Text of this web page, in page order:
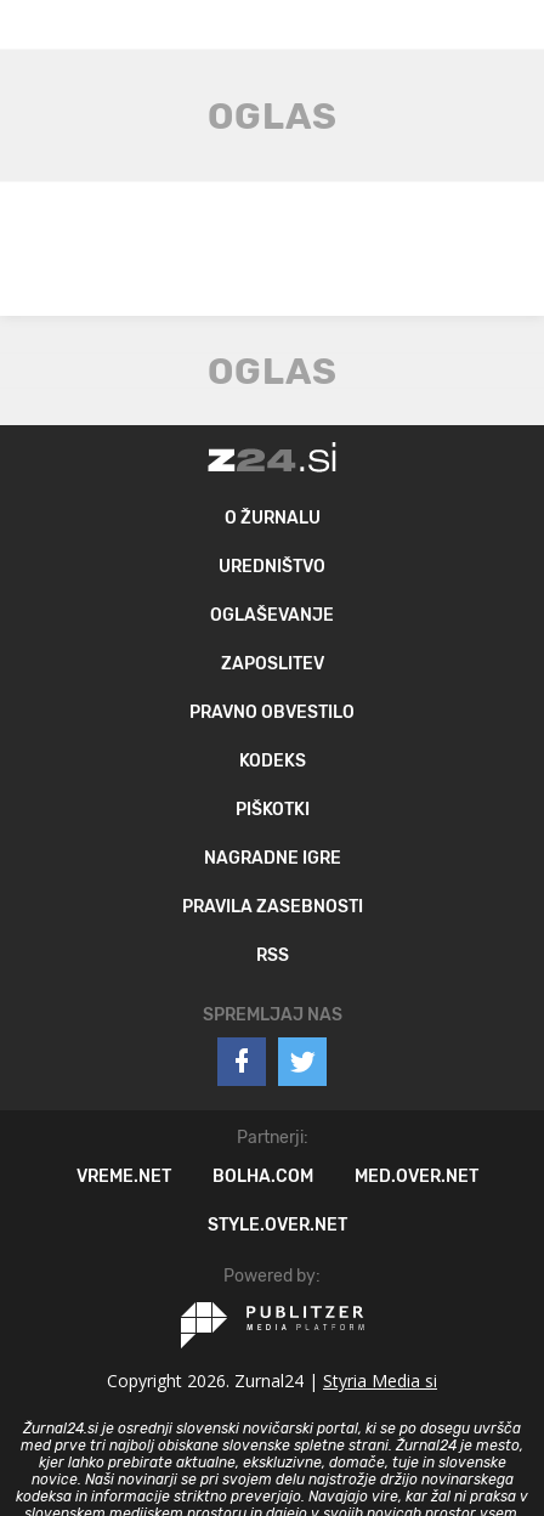
O ŽURNALU
UREDNIŠTVO
OGLAŠEVANJE
ZAPOSLITEV
PRAVNO OBVESTILO
KODEKS
PIŠKOTKI
NAGRADNE IGRE
PRAVILA ZASEBNOSTI
RSS
SPREMLJAJ NAS
Partnerji:
VREME.NET
BOLHA.COM MED.OVER.NET
STYLE.OVER.NET
Powered by:
Copyright 2026. Zurnal24 | Styria Media si
Žurnal24.si je osrednji slovenski novičarski portal, ki se po dosegu uvršča
med prve tri najbolj obiskane slovenske spletne strani. Žurnal24 je mesto,
kjer lahko prebirate aktualne, ekskluzivne, domače, tuje in slovenske
novice. Naši novinarji se pri svojem delu najstrožje držijo novinarskega
kodeksa in informacije striktno preverjajo. Navajajo vire, kar žal ni praksa v